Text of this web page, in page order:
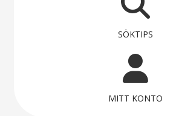
SÖKTIPS
MITT KONTO